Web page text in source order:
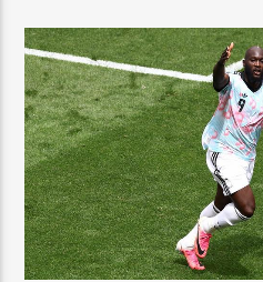
BACHATA Y
9:00 AM 11:00 AM
Beone Radio